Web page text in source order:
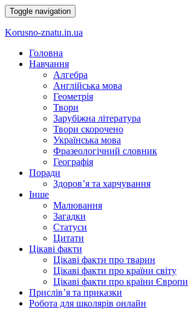
Toggle navigation
Korusno-znatu.in.ua
Головна
Навчання
Алгебра
Англійська мова
Геометрія
Твори
Зарубіжна література
Твори скорочено
Українська мова
Фразеологічний словник
Географія
Поради
Здоров’я та харчування
Інше
Малювання
Загадки
Статуси
Цитати
Цікаві факти
Цікаві факти про тварин
Цікаві факти про країни світу
Цікаві факти про країни Європи
Прислів’я та приказки
Робота для школярів онлайн